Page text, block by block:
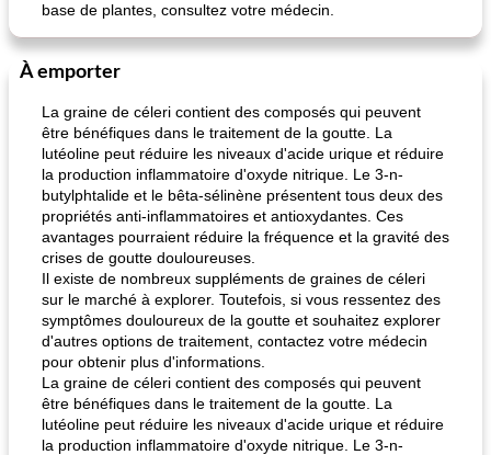
base de plantes, consultez votre médecin.
À emporter
La graine de céleri contient des composés qui peuvent
être bénéfiques dans le traitement de la goutte. La
lutéoline peut réduire les niveaux d'acide urique et réduire
la production inflammatoire d'oxyde nitrique. Le 3-n-
butylphtalide et le bêta-sélinène présentent tous deux des
propriétés anti-inflammatoires et antioxydantes. Ces
avantages pourraient réduire la fréquence et la gravité des
crises de goutte douloureuses.
Il existe de nombreux suppléments de graines de céleri
sur le marché à explorer. Toutefois, si vous ressentez des
symptômes douloureux de la goutte et souhaitez explorer
d'autres options de traitement, contactez votre médecin
pour obtenir plus d'informations.
La graine de céleri contient des composés qui peuvent
être bénéfiques dans le traitement de la goutte. La
lutéoline peut réduire les niveaux d'acide urique et réduire
la production inflammatoire d'oxyde nitrique. Le 3-n-